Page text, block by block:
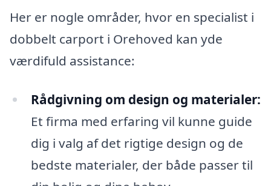
Her er nogle områder, hvor en specialist i
dobbelt carport i Orehoved kan yde
værdifuld assistance:
Rådgivning om design og materialer:
Et firma med erfaring vil kunne guide
dig i valg af det rigtige design og de
bedste materialer, der både passer til